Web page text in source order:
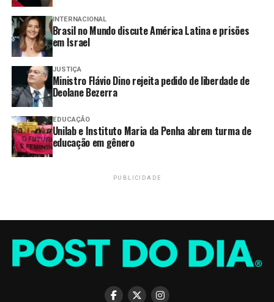
INTERNACIONAL
Brasil no Mundo discute América Latina e prisões
em Israel
JUSTIÇA
Ministro Flávio Dino rejeita pedido de liberdade de
Deolane Bezerra
EDUCAÇÃO
Unilab e Instituto Maria da Penha abrem turma de
educação em gênero
PUBLICIDADE